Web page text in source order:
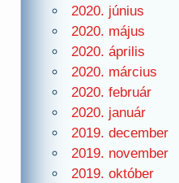
2020. június
2020. május
2020. április
2020. március
2020. február
2020. január
2019. december
2019. november
2019. október